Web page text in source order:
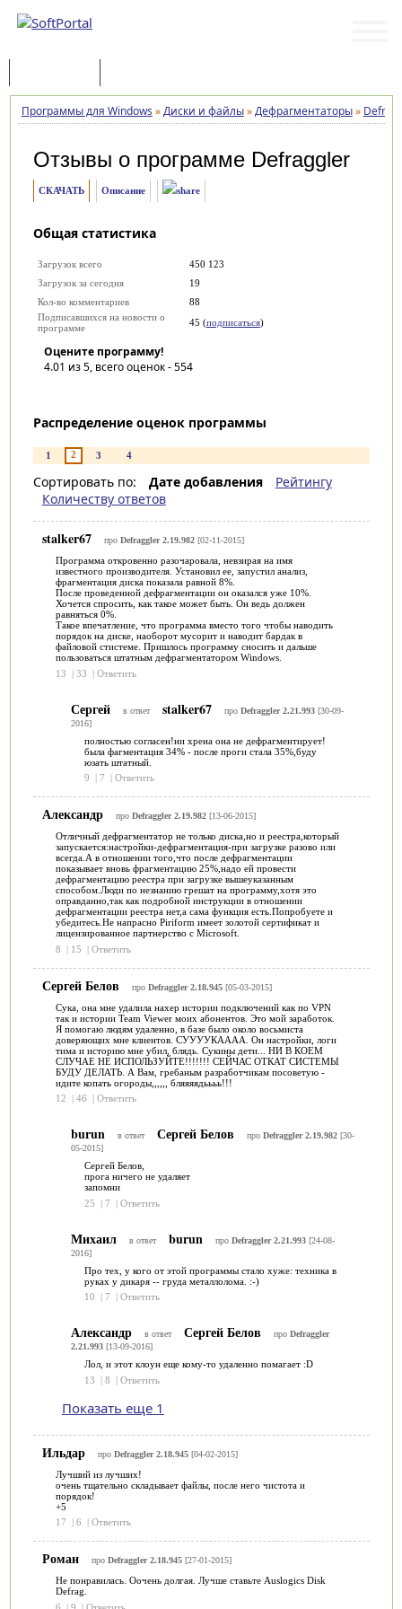
Программы для Windows »Диски и файлы»Дефрагментаторы»
Отзывы о программе Defraggler
СКАЧАТЬ Описание
Общая статистика
Загрузок всего
450 123
Загрузок за сегодня
19
Кол-во комментариев
88
Подписавшихся на новости о
программе
45 (подписаться)
Оцените программу!
4.01 из 5, всего оценок -554
Распределение оценок программы
1 2 3 4
Сортировать по: Дате добавления
Рейтингу
Количеству ответов
stalker67 про Defraggler 2.19.982[02-11-2015]
Программа откровенно разочаровала, невзирая на имя
известного производителя. Установил ее, запустил анализ,
фрагментация диска показала равной 8%.
После проведенной дефрагментации он оказался уже 10%.
Хочется спросить, как такое может быть. Он ведь должен
равняться 0%.
Такое впечатление, что программа вместо того чтобы наводить
порядок на диске, наоборот мусорит и наводит бардак в
файловой стистеме. Пришлось программу сносить и дальше
пользоваться штатным дефрагментатором Windows.
13
| 33 | Ответить
Сергей в ответ stalker67 про Defraggler 2.21.993[30-09-
2016]
полностью согласен!ни хрена она не дефрагментирует!
была фагментация 34% - после проги стала 35%,буду
юзать штатный.
9
| 7 | Ответить
Александр про Defraggler 2.19.982[13-06-2015]
Отличный дефрагментатор не только диска,но и реестра,который
запускается:настройки-дефрагментация-при загрузке разово или
всегда.А в отношении того,что после дефрагментации
показывает вновь фрагментацию 25%,надо ей провести
дефрагментацию реестра при загрузке вышеуказанным
способом.Люди по незнанию грешат на программу,хотя это
оправданно,так как подробной инструкции в отношении
дефрагментации реестра нет,а сама функция есть.Попробуете и
убедитесь.Не напрасно Piriform имеет золотой сертификат и
лицензированное партнерство с Microsoft.
8
| 15 | Ответить
Сергей Белов про Defraggler 2.18.945[05-03-2015]
Сука, она мне удалила нахер истории подключений как по VPN
так и истории Team Viewer моих абонентов. Это мой заработок.
Я помогаю людям удаленно, в базе было около восьмиста
доверяющих мне клиентов. СУУУУКАААА. Он настройки, логи
тима и историю мне убил, блядь. Сукины дети... НИ В КОЕМ
СЛУЧАЕ НЕ ИСПОЛЬЗУЙТЕ!!!!!!! СЕЙЧАС ОТКАТ СИСТЕМЫ
БУДУ ДЕЛАТЬ. А Вам, гребаным разработчикам посоветую -
идите копать огороды,,,,,, бляяяядьььь!!!
12
| 46 | Ответить
burun в ответ Сергей Белов про Defraggler 2.19.982[30-
05-2015]
Сергей Белов,
прога ничего не удаляет
запомни
25
| 7 | Ответить
Михаил в ответ burun про Defraggler 2.21.993[24-08-
2016]
Про тех, у кого от этой программы стало хуже: техника в
руках у дикаря -- груда металлолома. :-)
10
| 7 | Ответить
Александр в ответ Сергей Белов про Defraggler
2.21.993[13-09-2016]
Лол, и этот клоун еще кому-то удаленно помагает :D
13
| 8 | Ответить
Показать еще 1
Ильдар про Defraggler 2.18.945[04-02-2015]
Лучший из лучших!
очень тщательно складывает файлы, после него чистота и
порядок!
+5
17
| 6 | Ответить
Роман про Defraggler 2.18.945[27-01-2015]
Не понравилась. Оочень долгая. Лучше ставьте Auslogics Disk
Defrag.
6
| 9 | Ответить